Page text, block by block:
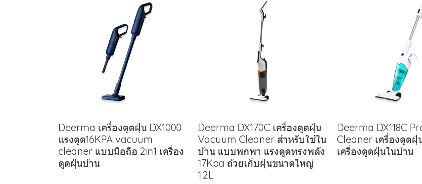
Deerma เครื่องดูดฝุ่น DX1000
แรงดูด16KPA vacuum
cleaner แบบมือถือ 2in1 เครื่อง
ดูดฝุ่นบ้าน
Deerma DX170C เครื่องดูดฝุ่น
Vacuum Cleaner สำหรับใช้ใน
บ้าน แบบพกพา แรงดูดทรงพลัง
17Kpa ถ้วยเก็บฝุ่นขนาดใหญ่
1.2L
Deerma DX118C
Cleaner เครื่องดูดฝุ่
เครื่องดูดฝุ่นในบ้าน